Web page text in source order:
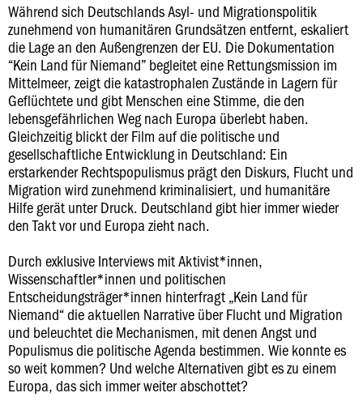
Während sich Deutschlands Asyl- und Migrationspolitik
zunehmend von humanitären Grundsätzen entfernt, eskaliert
die Lage an den Außengrenzen der EU. Die Dokumentation
“Kein Land für Niemand” begleitet eine Rettungsmission im
Mittelmeer, zeigt die katastrophalen Zustände in Lagern für
Geflüchtete und gibt Menschen eine Stimme, die den
lebensgefährlichen Weg nach Europa überlebt haben.
Gleichzeitig blickt der Film auf die politische und
gesellschaftliche Entwicklung in Deutschland: Ein
erstarkender Rechtspopulismus prägt den Diskurs, Flucht und
Migration wird zunehmend kriminalisiert, und humanitäre
Hilfe gerät unter Druck. Deutschland gibt hier immer wieder
den Takt vor und Europa zieht nach.
Durch exklusive Interviews mit Aktivist*innen,
Wissenschaftler*innen und politischen
Entscheidungsträger*innen hinterfragt „Kein Land für
Niemand“ die aktuellen Narrative über Flucht und Migration
und beleuchtet die Mechanismen, mit denen Angst und
Populismus die politische Agenda bestimmen. Wie konnte es
so weit kommen? Und welche Alternativen gibt es zu einem
Europa, das sich immer weiter abschottet?